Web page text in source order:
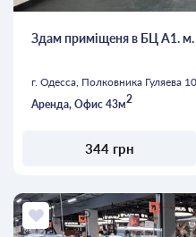
Здам приміщеня в БЦ А1. м.
г. Одесса, Полковника Гуляева
Аренда, Офис 43м2
344 грн